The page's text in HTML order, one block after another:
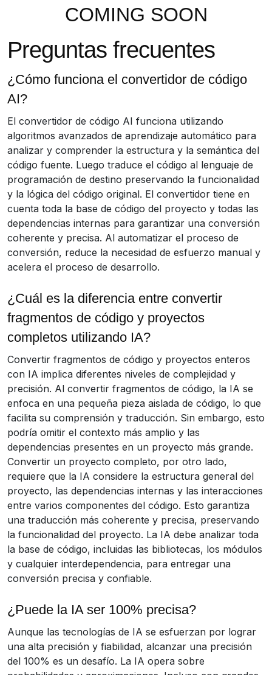
COMING SOON
Preguntas frecuentes
¿Cómo funciona el convertidor de código
AI?
El convertidor de código AI funciona utilizando
algoritmos avanzados de aprendizaje automático para
analizar y comprender la estructura y la semántica del
código fuente. Luego traduce el código al lenguaje de
programación de destino preservando la funcionalidad
y la lógica del código original. El convertidor tiene en
cuenta toda la base de código del proyecto y todas las
dependencias internas para garantizar una conversión
coherente y precisa. Al automatizar el proceso de
conversión, reduce la necesidad de esfuerzo manual y
acelera el proceso de desarrollo.
¿Cuál es la diferencia entre convertir
fragmentos de código y proyectos
completos utilizando IA?
Convertir fragmentos de código y proyectos enteros
con IA implica diferentes niveles de complejidad y
precisión. Al convertir fragmentos de código, la IA se
enfoca en una pequeña pieza aislada de código, lo que
facilita su comprensión y traducción. Sin embargo, esto
podría omitir el contexto más amplio y las
dependencias presentes en un proyecto más grande.
Convertir un proyecto completo, por otro lado,
requiere que la IA considere la estructura general del
proyecto, las dependencias internas y las interacciones
entre varios componentes del código. Esto garantiza
una traducción más coherente y precisa, preservando
la funcionalidad del proyecto. La IA debe analizar toda
la base de código, incluidas las bibliotecas, los módulos
y cualquier interdependencia, para entregar una
conversión precisa y confiable.
¿Puede la IA ser 100% precisa?
Aunque las tecnologías de IA se esfuerzan por lograr
una alta precisión y fiabilidad, alcanzar una precisión
del 100% es un desafío. La IA opera sobre